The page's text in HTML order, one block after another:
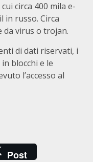
circa 400 mila e-
in russo. Circa
da virus o trojan.
di dati riservati, i
blocchi e le
l’accesso al
Post